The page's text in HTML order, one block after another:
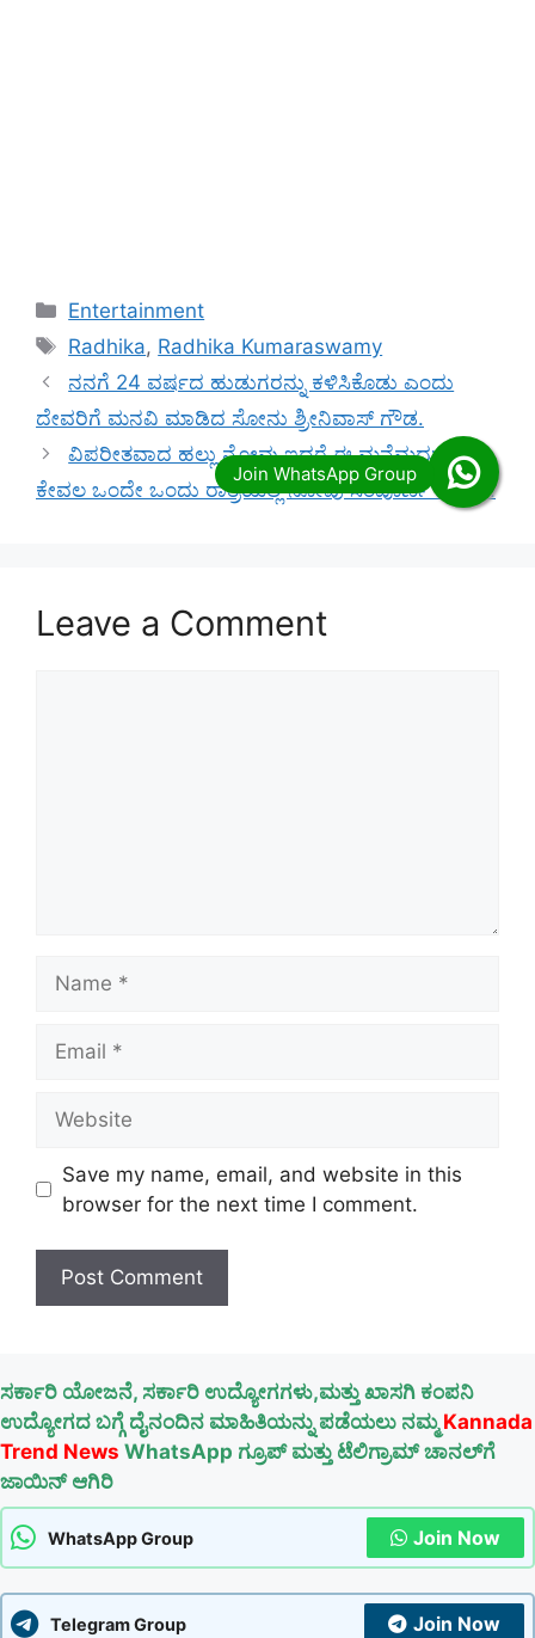
Categories
Entertainment
Tags
Radhika, Radhika Kumaraswamy
ನನಗೆ 24 ವರ್ಷದ ಹುಡುಗರನ್ನು ಕಳಿಸಿಕೊಡು ಎಂದು
ದೇವರಿಗೆ ಮನವಿ ಮಾಡಿದ ಸೋನು ಶ್ರೀನಿವಾಸ್ ಗೌಡ.
ವಿಪರೀತವಾದ ಹಲ್ಲು ನೋವು ಇದ್ದರೆ ಈ ಮನೆಮದ್ದು ಬಳಸಿ
ಕೇವಲ ಒಂದೇ ಒಂದು ರಾತ್ರಿಯಲ್ಲಿ ನೋವು ಸಂಪೂರ್ಣ ಮಾಯ.
Leave a Comment
Save my name, email, and website in this
browser for the next time I comment.
ಸರ್ಕಾರಿ ಯೋಜನೆ, ಸರ್ಕಾರಿ ಉದ್ಯೋಗಗಳು,ಮತ್ತು ಖಾಸಗಿ ಕಂಪನಿ
ಉದ್ಯೋಗದ ಬಗ್ಗೆ ದೈನಂದಿನ ಮಾಹಿತಿಯನ್ನು ಪಡೆಯಲು ನಮ್ಮKannada
Trend News WhatsApp ಗ್ರೂಪ್ ಮತ್ತು ಟೆಲಿಗ್ರಾಮ್ ಚಾನಲ್‌ಗೆ
ಜಾಯಿನ್ ಆಗಿರಿ
WhatsApp Group Join Now
Telegram Group Join Now